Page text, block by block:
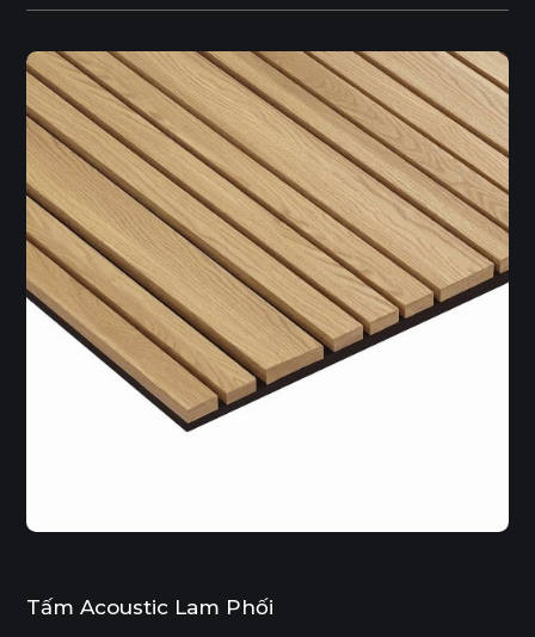
Tấm Acoustic Lam Phối